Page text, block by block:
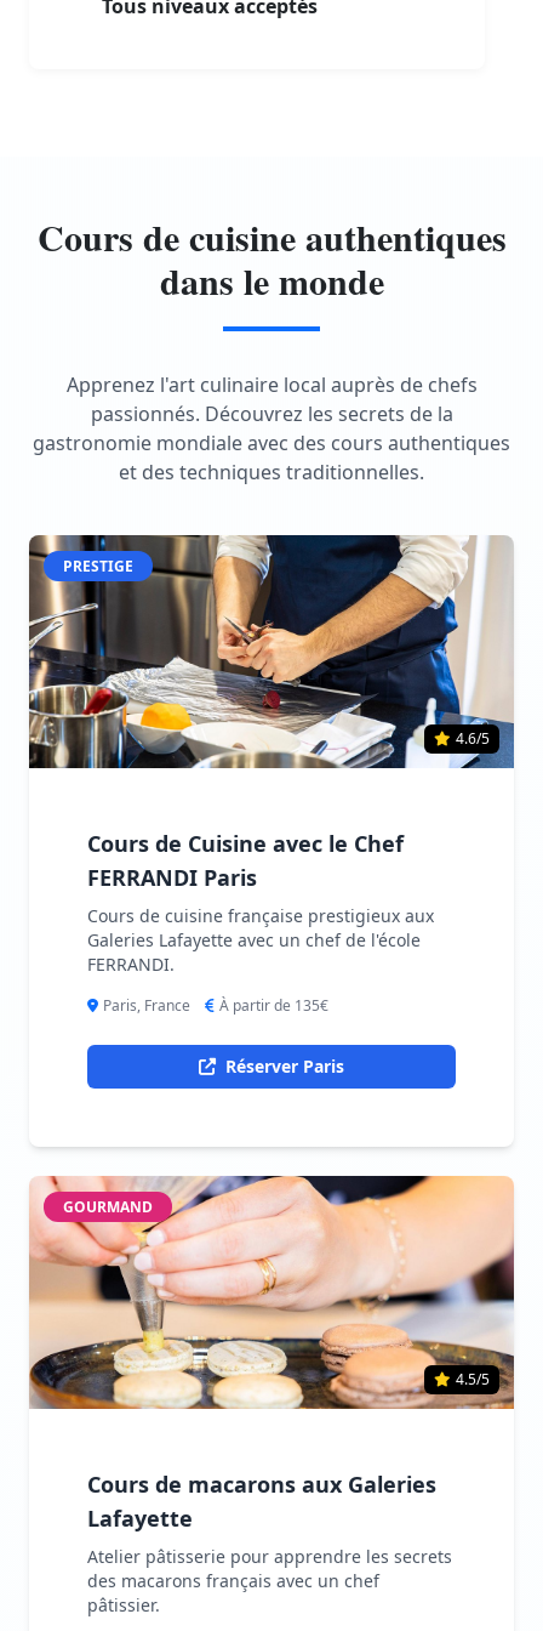
Tous niveaux acceptés
Cours de cuisine authentiques
dans le monde
Apprenez l'art culinaire local auprès de chefs
passionnés. Découvrez les secrets de la
gastronomie mondiale avec des cours authentiques
et des techniques traditionnelles.
PRESTIGE
4.6/5
Cours de Cuisine avec le Chef
FERRANDI Paris
Cours de cuisine française prestigieux aux
Galeries Lafayette avec un chef de l'école
FERRANDI.
Paris, France À partir de 135€
Réserver Paris
GOURMAND
4.5/5
Cours de macarons aux Galeries
Lafayette
Atelier pâtisserie pour apprendre les secrets
des macarons français avec un chef
pâtissier.